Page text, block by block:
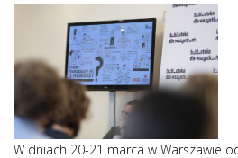
W dniach 20-21 marca w Warszawie